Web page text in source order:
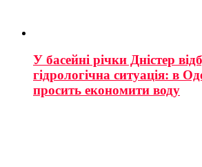
У басейні річки Дністер
гідрологічна ситуація: в
просить економити воду